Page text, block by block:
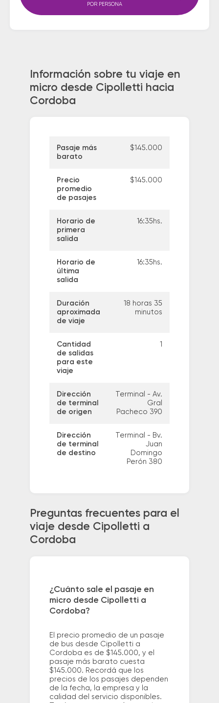
POR PERSONA
Información sobre tu viaje en
micro desde Cipolletti hacia
Cordoba
Pasaje más
barato
$145.000
Precio
promedio
de pasajes
$145.000
Horario de
primera
salida
16:35hs.
Horario de
última
salida
16:35hs.
Duración
aproximada
de viaje
18 horas 35
minutos
Cantidad
de salidas
para este
viaje
1
Dirección
de terminal
de origen
Terminal - Av.
Gral
Pacheco 390
Dirección
de terminal
de destino
Terminal - Bv.
Juan
Domingo
Perón 380
Preguntas frecuentes para el
viaje desde Cipolletti a
Cordoba
¿Cuánto sale el pasaje en
micro desde Cipolletti a
Cordoba?
El precio promedio de un pasaje
de bus desde Cipolletti a
Cordoba es de $145.000, y el
pasaje más barato cuesta
$145.000. Recordá que los
precios de los pasajes dependen
de la fecha, la empresa y la
calidad del servicio disponibles.